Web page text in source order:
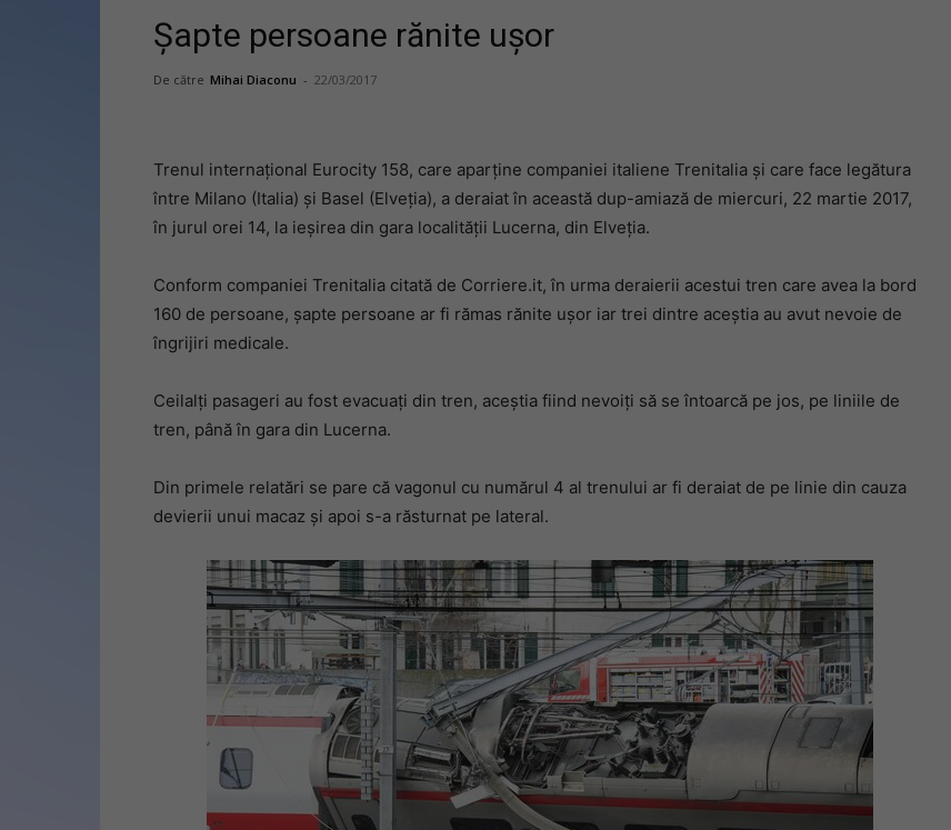
românului
Italia
Șapte persoane rănite ușor
De către Mihai Diaconu - 22/03/2017
Trenul internațional Eurocity 158, care aparține companiei italiene Trenitalia și care face legătura
între Milano (Italia) și Basel (Elveția), a deraiat în această dup-amiază de miercuri, 22 martie 2017,
în jurul orei 14, la ieșirea din gara localității Lucerna, din Elveția.
Conform companiei Trenitalia citată de Corriere.it, în urma deraierii acestui tren care avea la bord
160 de persoane, șapte persoane ar fi rămas rănite ușor iar trei dintre aceștia au avut nevoie de
îngrijiri medicale.
Ceilalți pasageri au fost evacuați din tren, aceștia fiind nevoiți să se întoarcă pe jos, pe liniile de
tren, până în gara din Lucerna.
Din primele relatări se pare că vagonul cu numărul 4 al trenului ar fi deraiat de pe linie din cauza
devierii unui macaz și apoi s-a răsturnat pe lateral.